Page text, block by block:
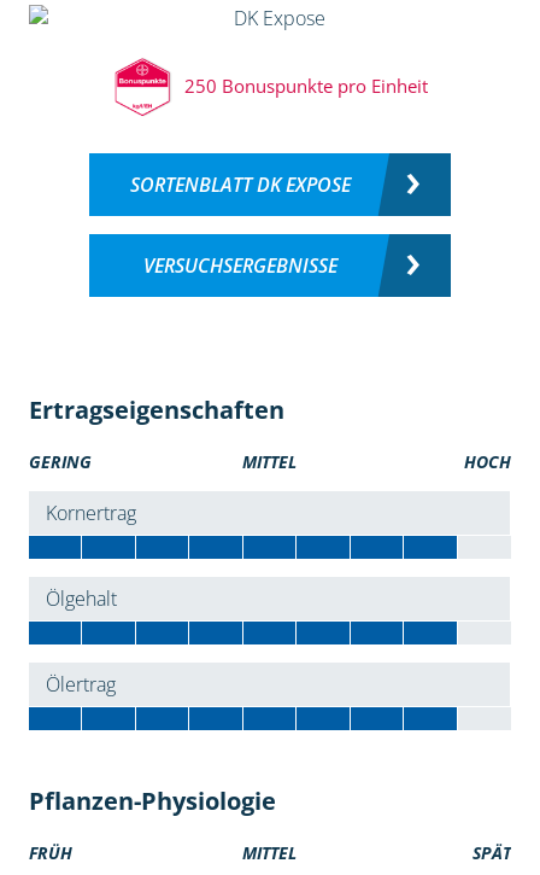
250 Bonuspunkte pro Einheit
SORTENBLATT DK EXPOSE
VERSUCHSERGEBNISSE
Ertragseigenschaften
GERING MITTEL HOCH
Kornertrag
Ölgehalt
Ölertrag
Pflanzen-Physiologie
FRÜH MITTEL SPÄT